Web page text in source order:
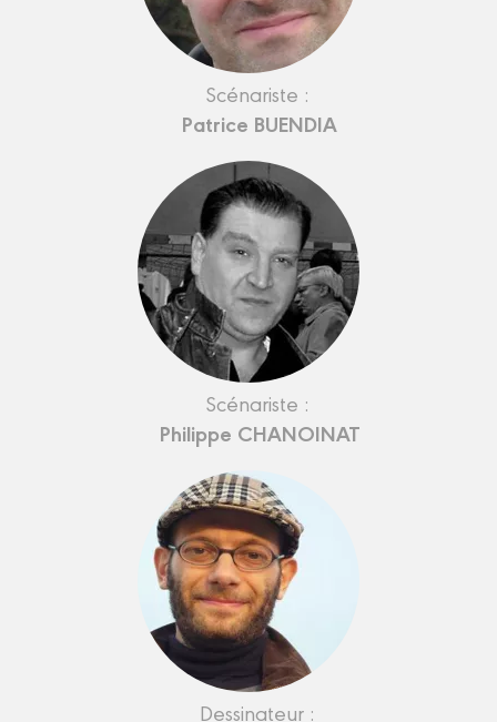
Scénariste :
Patrice BUENDIA
Scénariste :
Philippe CHANOINAT
Dessinateur :